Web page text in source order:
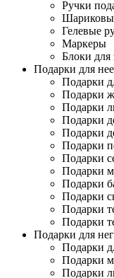
Ручки
Гелевые
Маркеры
Блоки для
Подарки для нее
Подарки
Подарки
Подарки
Подарки
Подарки
Подарки
Подарки
Подарки
Подарки
Подарки
Подарки
Подарки
Подарки для
Подарки
Подарки
Подарки